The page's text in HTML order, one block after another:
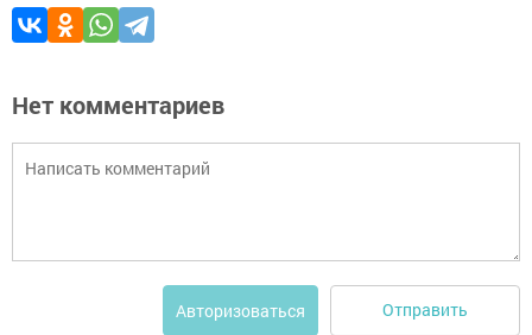
Нет комментариев
Авторизоваться Отправить